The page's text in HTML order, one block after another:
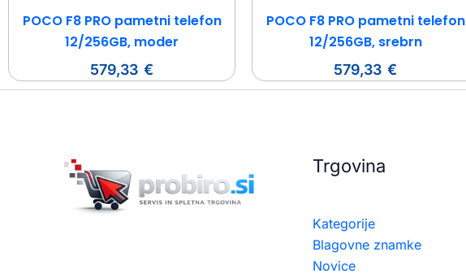
POCO F8 PRO pametni telefon
12/256GB, moder
579,33 €
POCO F8 PRO pametni telefon
12/256GB, srebrn
579,33 €
Trgovina
Kategorije
Blagovne znamke
Novice